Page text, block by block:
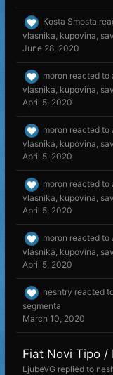
Kosta Smosta
vlasnika, kupovina,
June 28, 2020
moron reacted to
vlasnika, kupovina,
April 5, 2020
moron reacted to
vlasnika, kupovina,
April 5, 2020
moron reacted to
vlasnika, kupovina,
April 5, 2020
moron reacted to
vlasnika, kupovina,
April 5, 2020
neshtry reacted
segmenta
March 10, 2020
Fiat Novi Tipo /
LjubeVG replied to